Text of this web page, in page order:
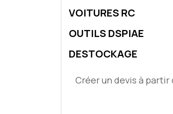
VOITURES RC
OUTILS DSPIAE
DESTOCKAGE
Créer un devis à partir